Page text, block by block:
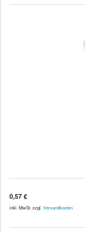
0,57 €
inkl. MwSt. zzgl. Versandkosten